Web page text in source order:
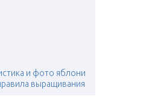
и фото яблони
выращивания